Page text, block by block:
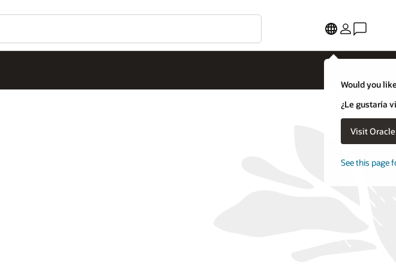
Would you
¿Le gustaría
Visit
See this page